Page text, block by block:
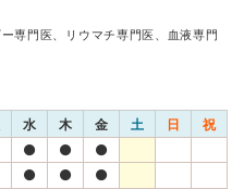
専門医、リウマチ専門医、血液専門
水 木 金 土 日 祝